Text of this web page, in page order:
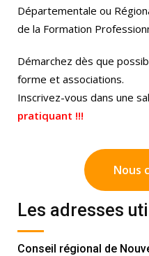
Départementale ou
de la Formation
Démarchez dès que
forme et associations.
Inscrivez-vous dans une
pratiquant !!!
Nous
Les adresses
Conseil régional de